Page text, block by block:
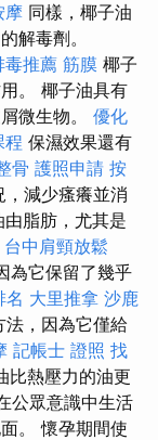
摩 同樣，椰子油
解毒劑。
毒推薦 筋膜 椰子
。 椰子油具有
微生物。 優化
程 保濕效果還有
骨 護照申請 按
減少瘙癢並消
由脂肪，尤其是
台中肩頸放鬆
為它保留了幾乎
名 大里推拿 沙鹿
法，因為它僅給
記帳士 證照 找
比熱壓力的油更
公眾意識中生活
。 懷孕期間使